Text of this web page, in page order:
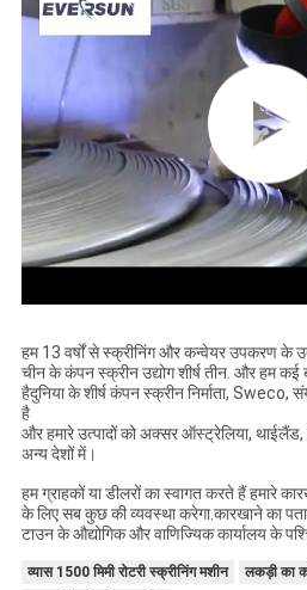
हम 13 वर्षों से स्क्रीनिंग और कन्वेयर उपकरण के
चीन के कंपन स्क्रीन उद्योग शीर्ष तीन. और हम
हैदुनिया के शीर्ष कंपन स्क्रीन निर्माता, Sweco,
है
और हमारे उत्पादों को अक्सर ऑस्ट्रेलिया, थाईलैंड,
अन्य देशों में।
हम ग्राहकों या डीलरों का स्वागत करते हैं हमारे
के लिए सब कुछ की व्यवस्था करेगा.कारखाने का
टाउन के औद्योगिक और वाणिज्यिक कार्यालय के
व्यास 1500 मिमी रोटरी स्क्रीनिंग मशीन
लकड़ी का